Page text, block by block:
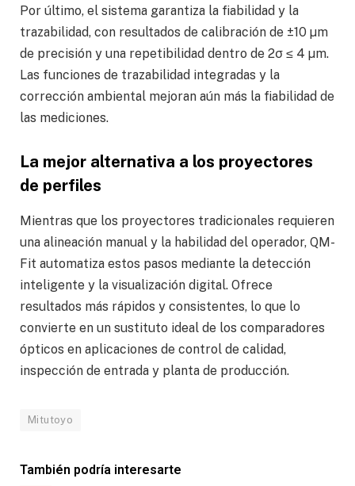
Por último, el sistema garantiza la fiabilidad y la
trazabilidad, con resultados de calibración de ±10 µm
de precisión y una repetibilidad dentro de 2σ ≤ 4 µm.
Las funciones de trazabilidad integradas y la
corrección ambiental mejoran aún más la fiabilidad de
las mediciones.
La mejor alternativa a los proyectores
de perfiles
Mientras que los proyectores tradicionales requieren
una alineación manual y la habilidad del operador, QM-
Fit automatiza estos pasos mediante la detección
inteligente y la visualización digital. Ofrece
resultados más rápidos y consistentes, lo que lo
convierte en un sustituto ideal de los comparadores
ópticos en aplicaciones de control de calidad,
inspección de entrada y planta de producción.
Mitutoyo
También podría interesarte